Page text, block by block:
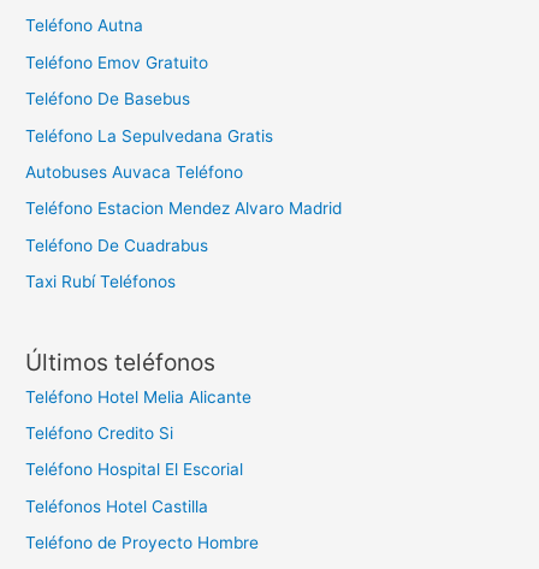
Teléfono Autna
Teléfono Emov Gratuito
Teléfono De Basebus
Teléfono La Sepulvedana Gratis
Autobuses Auvaca Teléfono
Teléfono Estacion Mendez Alvaro Madrid
Teléfono De Cuadrabus
Taxi Rubí Teléfonos
Últimos teléfonos
Teléfono Hotel Melia Alicante
Teléfono Credito Si
Teléfono Hospital El Escorial
Teléfonos Hotel Castilla
Teléfono de Proyecto Hombre